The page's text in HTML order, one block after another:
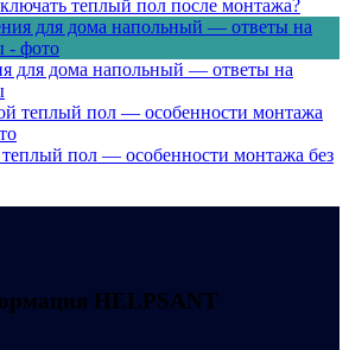
теплый пол после монтажа?
для дома напольный — ответы на
пол — особенности монтажа без
HELPSANT